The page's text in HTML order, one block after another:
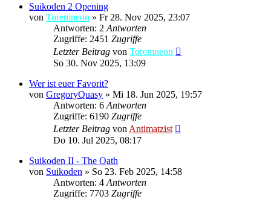
Suikoden 2 Opening
von Toremneon » Fr 28. Nov 2025, 23:07
Antworten: 2 Antworten
Zugriffe: 2451 Zugriffe
Letzter Beitrag von Toremneon
So 30. Nov 2025, 13:09
Wer ist euer Favorit?
von GregoryQuasy » Mi 18. Jun 2025, 19:57
Antworten: 6 Antworten
Zugriffe: 6190 Zugriffe
Letzter Beitrag von Antimatzist
Do 10. Jul 2025, 08:17
Suikoden II - The Oath
von Suikoden » So 23. Feb 2025, 14:58
Antworten: 4 Antworten
Zugriffe: 7703 Zugriffe